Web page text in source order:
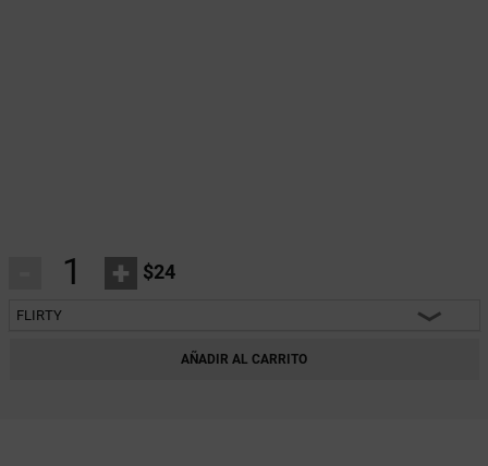
+ $24
FLIRTY
AÑADIR AL CARRITO